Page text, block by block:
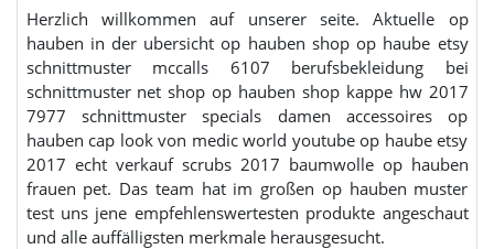
Herzlich willkommen auf unserer seite. Aktuelle op
hauben in der ubersicht op hauben shop op haube etsy
schnittmuster mccalls 6107 berufsbekleidung bei
schnittmuster net shop op hauben shop kappe hw 2017
7977 schnittmuster specials damen accessoires op
hauben cap look von medic world youtube op haube etsy
2017 echt verkauf scrubs 2017 baumwolle op hauben
frauen pet. Das team hat im großen op hauben muster
test uns jene empfehlenswertesten produkte angeschaut
und alle auffälligsten merkmale herausgesucht.